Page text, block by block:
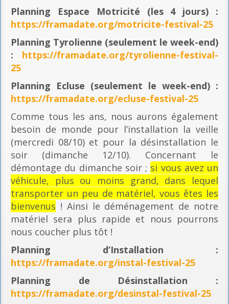
Planning Espace Motricité (les 4 jours) :
https://framadate.org/motricite-festival-25
Planning Tyrolienne (seulement le week-end)
: https://framadate.org/tyrolienne-festival-
25
Planning Ecluse (seulement le week-end) :
https://framadate.org/ecluse-festival-25
Comme tous les ans, nous aurons également
besoin de monde pour l’installation la veille
(mercredi 08/10) et pour la désinstallation le
soir (dimanche 12/10). Concernant le
démontage du dimanche soir ; si vous avez un
véhicule, plus ou moins grand, dans lequel
transporter un peu de matériel, vous êtes les
bienvenus ! Ainsi le déménagement de notre
matériel sera plus rapide et nous pourrons
nous coucher plus tôt !
Planning d’Installation :
https://framadate.org/instal-festival-25
Planning de Désinstallation :
https://framadate.org/desinstal-festival-25